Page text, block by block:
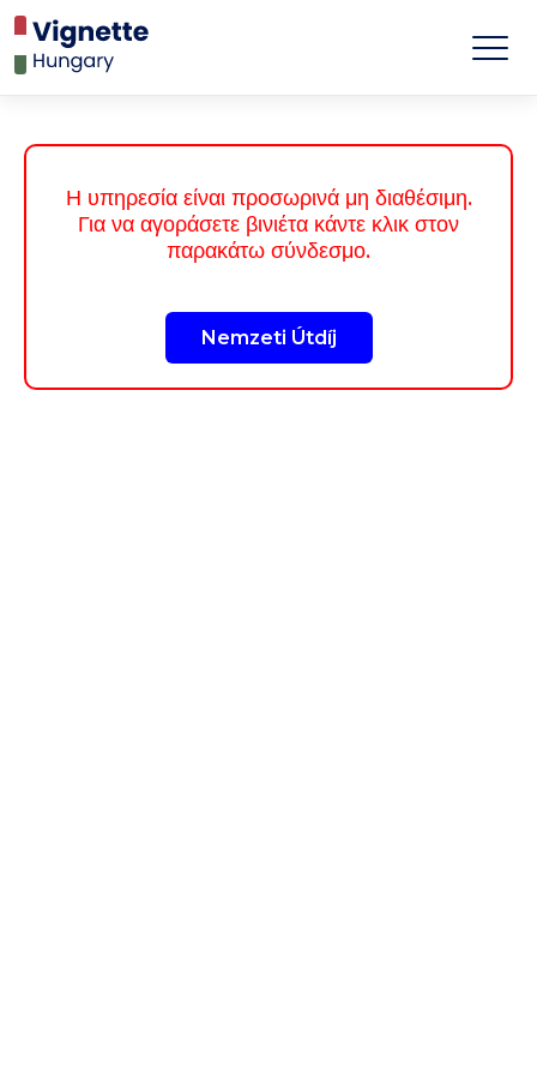
Η υπηρεσία είναι προσωρινά μη διαθέσιμη.
Για να αγοράσετε βινιέτα κάντε κλικ στον
παρακάτω σύνδεσμο.
Nemzeti Útdíj